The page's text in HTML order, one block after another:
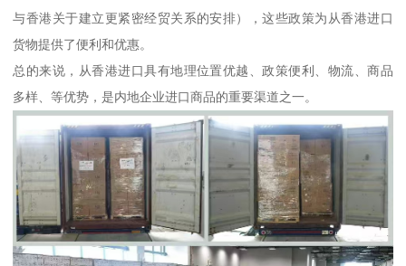
与香港关于建立更紧密经贸关系的安排），这些政策为从香港进口
货物提供了便利和优惠。
总的来说，从香港进口具有地理位置优越、政策便利、物流、商品
多样、等优势，是内地企业进口商品的重要渠道之一。